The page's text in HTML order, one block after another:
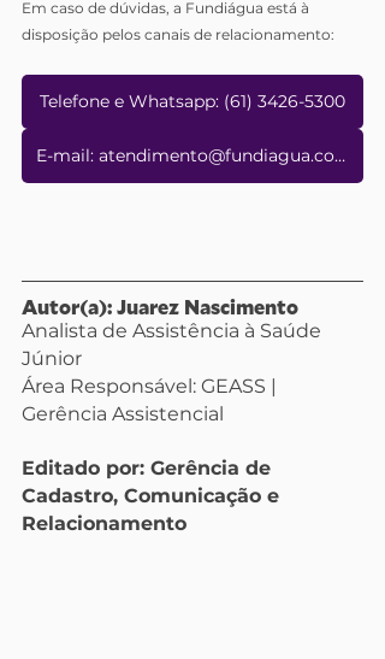
Em caso de dúvidas, a Fundiágua está à
disposição pelos canais de relacionamento:
Telefone e Whatsapp: (61) 3426-5300
E-mail: atendimento@fundiagua.com.br
Autor(a): Juarez Nascimento
Analista de Assistência à Saúde
Júnior
Área Responsável: GEASS |
Gerência Assistencial
Editado por: Gerência de
Cadastro, Comunicação e
Relacionamento